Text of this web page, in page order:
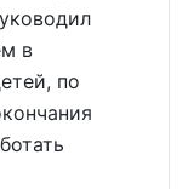
в
по